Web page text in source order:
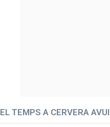
EL TEMPS A CERVERA AVUI